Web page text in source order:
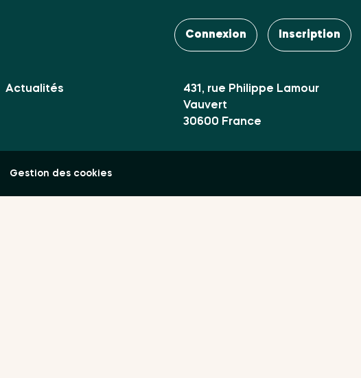
Connexion Inscription
Actualités
Contact
431, rue Philippe Lamour
Vauvert
30600 France
Gestion des cookies